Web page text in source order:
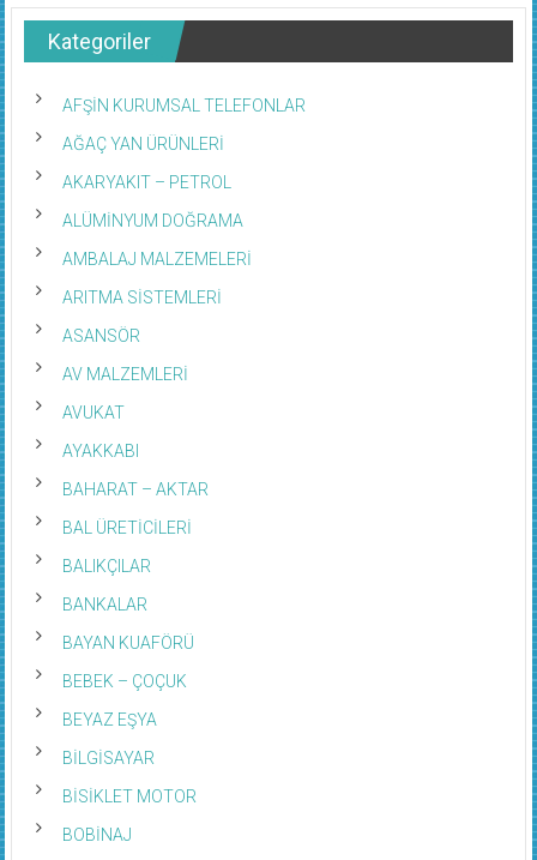
Kategoriler
AFŞİN KURUMSAL TELEFONLAR
AĞAÇ YAN ÜRÜNLERİ
AKARYAKIT – PETROL
ALÜMİNYUM DOĞRAMA
AMBALAJ MALZEMELERİ
ARITMA SİSTEMLERİ
ASANSÖR
AV MALZEMLERİ
AVUKAT
AYAKKABI
BAHARAT – AKTAR
BAL ÜRETİCİLERİ
BALIKÇILAR
BANKALAR
BAYAN KUAFÖRÜ
BEBEK – ÇOÇUK
BEYAZ EŞYA
BİLGİSAYAR
BİSİKLET MOTOR
BOBİNAJ